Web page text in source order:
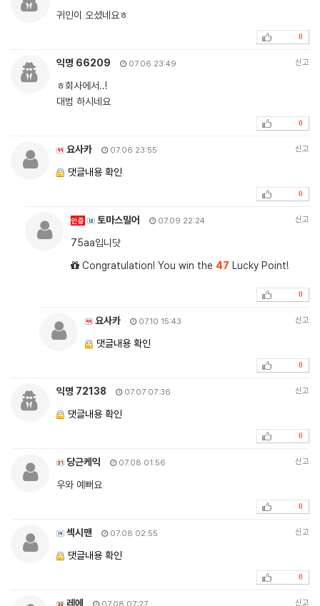
귀인이 오셨네요ㅎ
0
익명 66209 07.06 23:49 신고
ㅎ회사에서..!
대범 하시네요
0
요사카 07.06 23:55 신고
댓글내용 확인
0
인증 토마스밀어 07.09 22:24 신고
75aa입니닷
Congratulation! You win the 47 Lucky Point!
0
요사카 07.10 15:43 신고
댓글내용 확인
0
익명 72138 07.07 07:36 신고
댓글내용 확인
0
당근케익 07.08 01:56 신고
우와 예뻐요
0
섹시맨 07.08 02:55 신고
댓글내용 확인
0
레에 신고